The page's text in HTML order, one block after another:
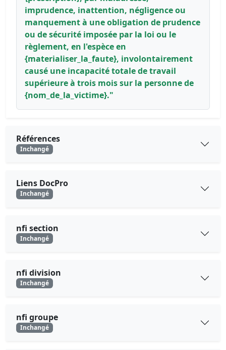
imprudence, inattention, négligence ou
manquement à une obligation de prudence
ou de sécurité imposée par la loi ou le
règlement, en l'espèce en
{materialiser_la_faute}, involontairement
causé une incapacité totale de travail
supérieure à trois mois sur la personne de
{nom_de_la_victime}."
Références
Inchangé
Liens DocPro
Inchangé
nfi section
Inchangé
nfi division
Inchangé
nfi groupe
Inchangé